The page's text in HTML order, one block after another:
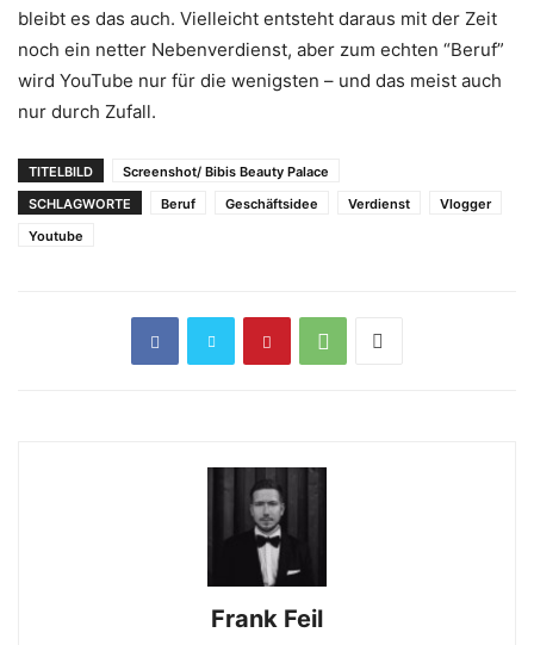
bleibt es das auch. Vielleicht entsteht daraus mit der Zeit
noch ein netter Nebenverdienst, aber zum echten “Beruf”
wird YouTube nur für die wenigsten – und das meist auch
nur durch Zufall.
TITELBILD
Screenshot/ Bibis Beauty Palace
SCHLAGWORTE
Beruf Geschäftsidee Verdienst
Vlogger
Youtube
Frank Feil